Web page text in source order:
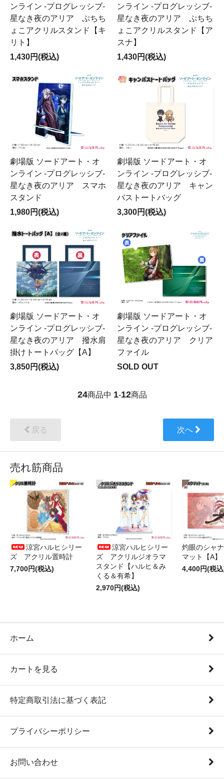
ンライン -プログレッシブ-
星なき夜のアリア ぷちち
ょこアクリルスタンド【キ
リト】
1,430円(税込)
ンライン -プログレッシブ-
星なき夜のアリア ぷちち
ょこアクリルスタンド【ア
スナ】
1,430円(税込)
劇場版 ソードアート・オ
ンライン -プログレッシブ-
星なき夜のアリア スマホ
スタンド
1,980円(税込)
劇場版 ソードアート・オ
ンライン -プログレッシブ-
星なき夜のアリア キャン
バストートバッグ
3,300円(税込)
劇場版 ソードアート・オ
ンライン -プログレッシブ-
星なき夜のアリア 撥水肩
掛けトートバッグ【A】
3,850円(税込)
劇場版 ソードアート・オ
ンライン -プログレッシブ-
星なき夜のアリア クリア
ファイル
SOLD OUT
24商品中 1-12商品
戻る 次へ
売れ筋商品
涼宮ハルヒシリー
ズ アクリル置時計
7,700円(税込)
涼宮ハルヒシリー
ズ アクリルジオラマ
スタンド【ハルヒ＆み
くる＆有希】
2,970円(税込)
灼眼のシャ
マット【A】
4,400円(税
ホーム
カートを見る
特定商取引法に基づく表記
プライバシーポリシー
お問い合わせ